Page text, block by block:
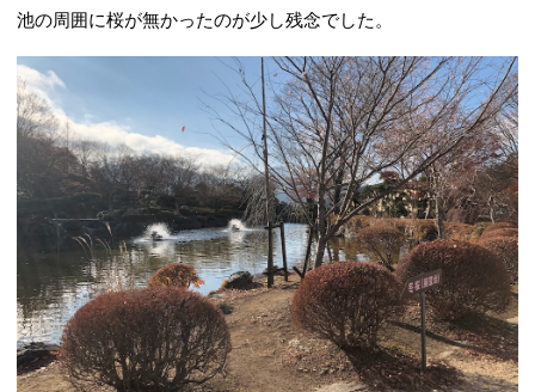
池の周囲に桜が無かったのが少し残念でした。